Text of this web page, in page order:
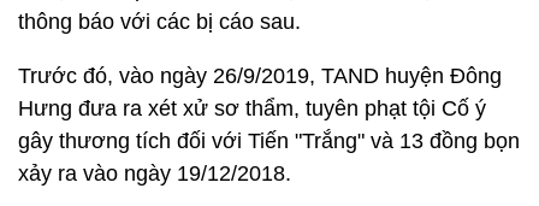
thông báo với các bị cáo sau.
Trước đó, vào ngày 26/9/2019, TAND huyện Đông
Hưng đưa ra xét xử sơ thẩm, tuyên phạt tội Cố ý
gây thương tích đối với Tiến "Trắng" và 13 đồng bọn
xảy ra vào ngày 19/12/2018.